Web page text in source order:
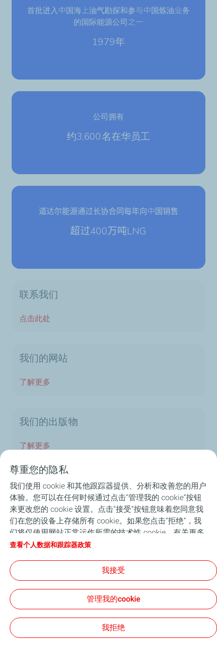
首批进入中国海上油气勘探和参与中国炼油业务
的国际能源公司之一
1979年
公司拥有
约3,600名在华员工
道达尔能源通过长协合同每年向中国销售
超过400万吨LNG
联系我们
点击此处
我们的网站
了解更多
我们的出版物
了解更多
首页
道达尔能源在中国
关于道达尔能源
一般使用条款和条件隐私政策
尊重您的隐私
我们使用 cookie 和其他跟踪器提供、分析和改善您的用户
体验。您可以在任何时候通过点击“管理我的 cookie”按钮
来更改您的 cookie 设置。点击“接受”按钮意味着您同意我
们在您的设备上存储所有 cookie。如果您点击“拒绝”，我
们将仅使用网站正常运作所需的技术性 cookie。有关更多
信息，请参阅 “个人数据和跟踪器政策”页面。
查看个人数据和跟踪器政策
我接受
管理我的cookie
我拒绝